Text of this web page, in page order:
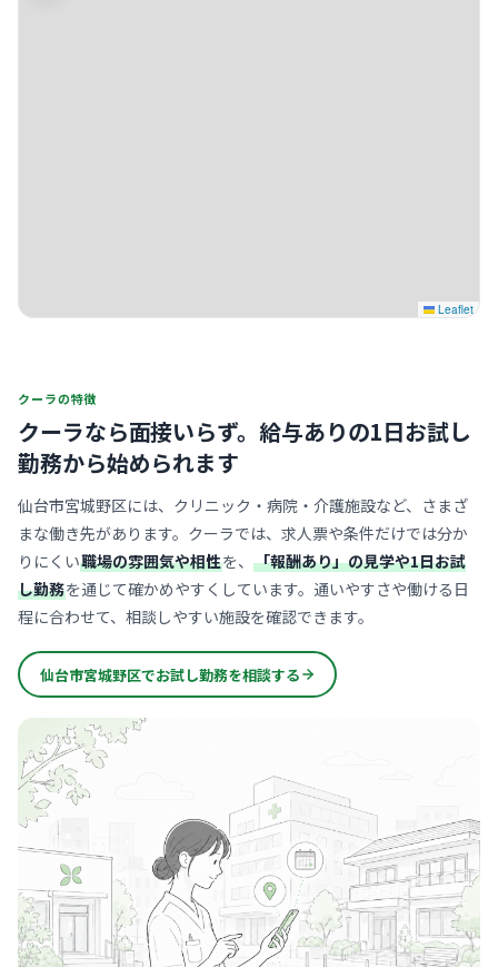
Leaflet
クーラの特徴
クーラなら面接いらず。 給与ありの1日お試し
勤務から始められます
仙台市宮城野区には、クリニック・病院・介護施設など、さまざ
まな働き先があります。クーラでは、求人票や条件だけでは分か
りにくい職場の雰囲気や相性を、 「報酬あり」の見学や1日お試
し勤務を通じて確かめやすくしています。通いやすさや働ける日
程に合わせて、相談しやすい施設を確認できます。
仙台市宮城野区でお試し勤務を相談する